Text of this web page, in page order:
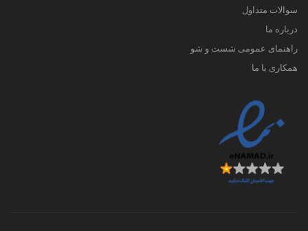
سوالات متداول
درباره ما
راهنمای عمومی شست و شو
همکاری با ما